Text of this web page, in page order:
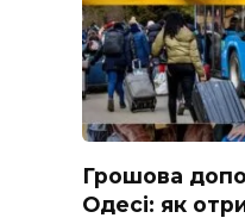
Грошова
Одесі: як